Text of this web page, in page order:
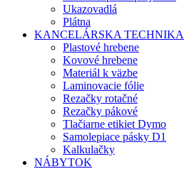
Ukazovadlá
Plátna
KANCELÁRSKA TECHNIKA
Plastové hrebene
Kovové hrebene
Materiál k väzbe
Laminovacie fólie
Rezačky rotačné
Rezačky pákové
Tlačiarne etikiet Dymo
Samolepiace pásky D1
Kalkulačky
NÁBYTOK